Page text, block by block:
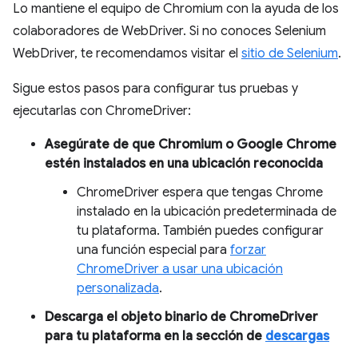
Lo mantiene el equipo de Chromium con la ayuda de los
colaboradores de WebDriver. Si no conoces Selenium
WebDriver, te recomendamos visitar el sitio de Selenium.
Sigue estos pasos para configurar tus pruebas y
ejecutarlas con ChromeDriver:
Asegúrate de que Chromium o Google Chrome
estén instalados en una ubicación reconocida
ChromeDriver espera que tengas Chrome
instalado en la ubicación predeterminada de
tu plataforma. También puedes configurar
una función especial para forzar
ChromeDriver a usar una ubicación
personalizada.
Descarga el objeto binario de ChromeDriver
para tu plataforma en la sección de descargas